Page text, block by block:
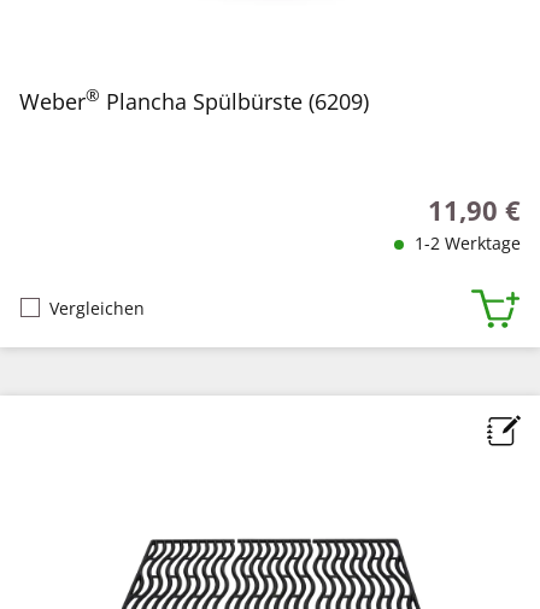
Weber® Plancha Spülbürste (6209)
Regulärer
11,90 €
1-2 Werktage
Vergleichen